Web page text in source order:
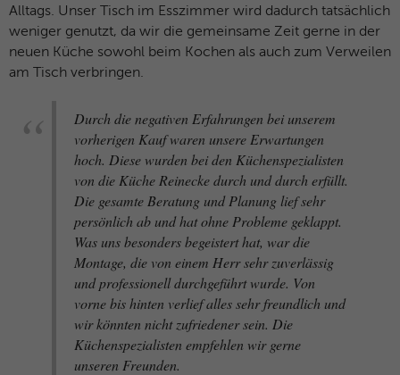
Alltags. Unser Tisch im Esszimmer wird dadurch tatsächlich
weniger genutzt, da wir die gemeinsame Zeit gerne in der
neuen Küche sowohl beim Kochen als auch zum Verweilen
am Tisch verbringen.
Durch die negativen Erfahrungen bei unserem
vorherigen Kauf waren unsere Erwartungen
hoch. Diese wurden bei den Küchenspezialisten
von die Küche Reinecke durch und durch erfüllt.
Die gesamte Beratung und Planung lief sehr
persönlich ab und hat ohne Probleme geklappt.
Was uns besonders begeistert hat, war die
Montage, die von einem Herr sehr zuverlässig
und professionell durchgeführt wurde. Von
vorne bis hinten verlief alles sehr freundlich und
wir könnten nicht zufriedener sein. Die
Küchenspezialisten empfehlen wir gerne
unseren Freunden.